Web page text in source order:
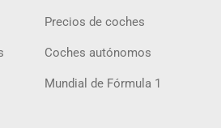
Precios de coches
Coches autónomos
Mundial de Fórmula 1